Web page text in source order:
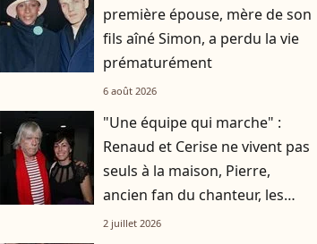
première épouse, mère de son
fils aîné Simon, a perdu la vie
prématurément
6 août 2026
"Une équipe qui marche" :
Renaud et Cerise ne vivent pas
seuls à la maison, Pierre,
ancien fan du chanteur, les
accompagne au quotidien
2 juillet 2026